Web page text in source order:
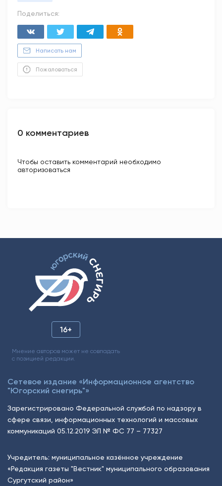
Поделиться:
Написать нам
Пожаловаться
0 комментариев
Чтобы оставить комментарий необходимо
авторизоваться
16+
Мнение авторов может не совпадать
с позицией редакции.
Сетевое издание «Информационное агентство
"Югорский снегирь"»
Зарегистрировано Федеральной службой по надзору в
сфере связи, информационных технологий и массовых
коммуникаций 05.12.2019 ЭЛ № ФС 77 – 77327
Учредитель: муниципальное казённое учреждение
«Редакция газеты "Вестник" муниципального образования
Сургутский район»